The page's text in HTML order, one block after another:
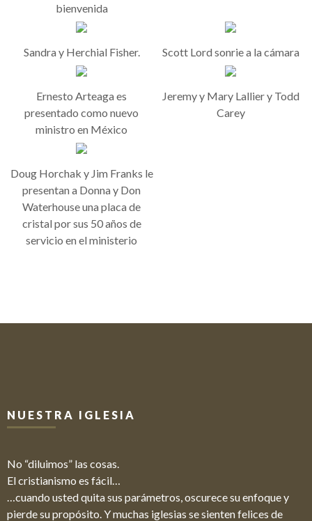
bienvenida
Sandra y Herchial Fisher. Scott Lord sonrie a la cámara
Ernesto Arteaga es
presentado como nuevo
ministro en México
Jeremy y Mary Lallier y Todd
Carey
Doug Horchak y Jim Franks le
presentan a Donna y Don
Waterhouse una placa de
cristal por sus 50 años de
servicio en el ministerio
NUESTRA IGLESIA
No “diluimos” las cosas.
El cristianismo es fácil…
…cuando usted quita sus parámetros, oscurece su enfoque y
pierde su propósito. Y muchas iglesias se sienten felices de